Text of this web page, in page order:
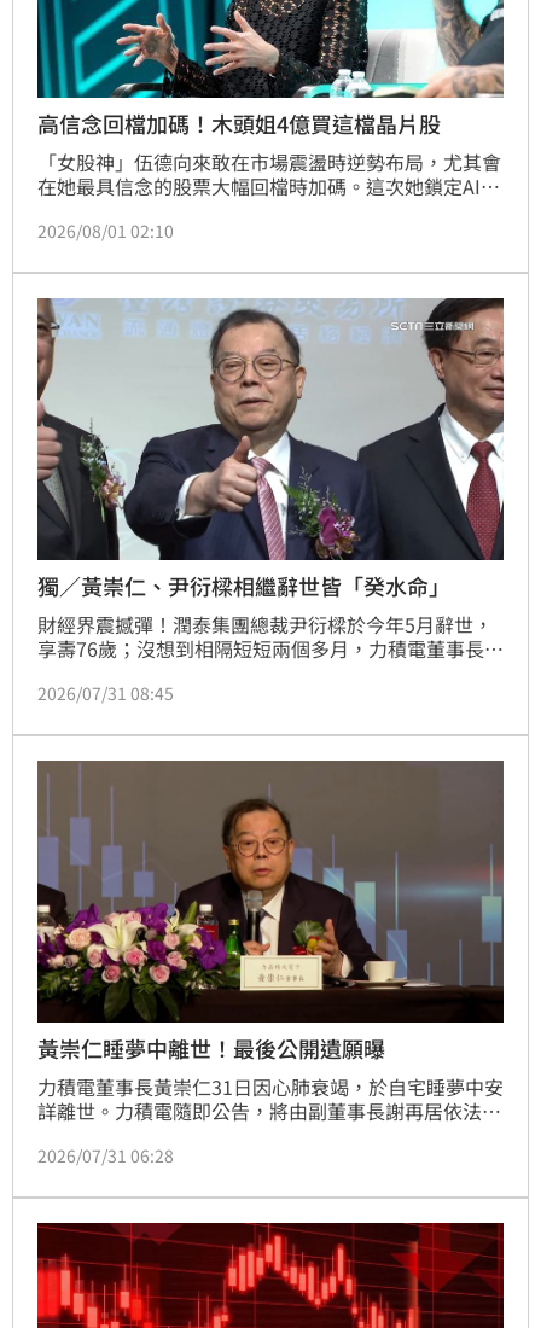
高信念回檔加碼！木頭姐4億買這檔晶片股
「女股神」伍德向來敢在市場震盪時逆勢布局，尤其會
在她最具信念的股票大幅回檔時加碼。這次她鎖定AI晶
逾6%之際出手抄底。根據她旗下方舟基金的每日交易
195.04美元計算，這批股票價值約1430萬美元（約
4.62億台幣）。
2026/08/01 02:10
獨／黃崇仁、尹衍樑相繼辭世皆「癸水命」
財經界震撼彈！潤泰集團總裁尹衍樑於今年5月辭世，
享壽76歲；沒想到相隔短短兩個多月，力積電董事長暨
夢中安詳離世。兩位台灣重量級企業巨頭相繼殞落，不
出驚人巧合，指出兩人出生日皆是「癸」水命，適逢今
明兩年「火氣極旺」，特別警告出生在「壬」、「癸」
水命的民眾，近兩年務必當心身體健康與出入安全！
2026/07/31 08:45
黃崇仁睡夢中離世！最後公開遺願曝
力積電董事長黃崇仁31日因心肺衰竭，於自宅睡夢中安
詳離世。力積電隨即公告，將由副董事長謝再居依法代
公開露面，正是半個月前、7月14日的力積電法說會，
2026/07/31 06:28